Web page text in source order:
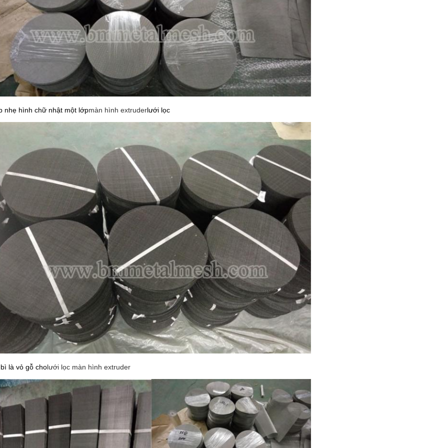
nhẹ hình chữ nhật một lớpmàn hình extruderlưới lọc
là vỏ gỗ cholưới lọc màn hình extruder